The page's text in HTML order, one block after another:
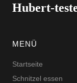
Hubert-
MENÜ
Startseite
Schnitzel essen